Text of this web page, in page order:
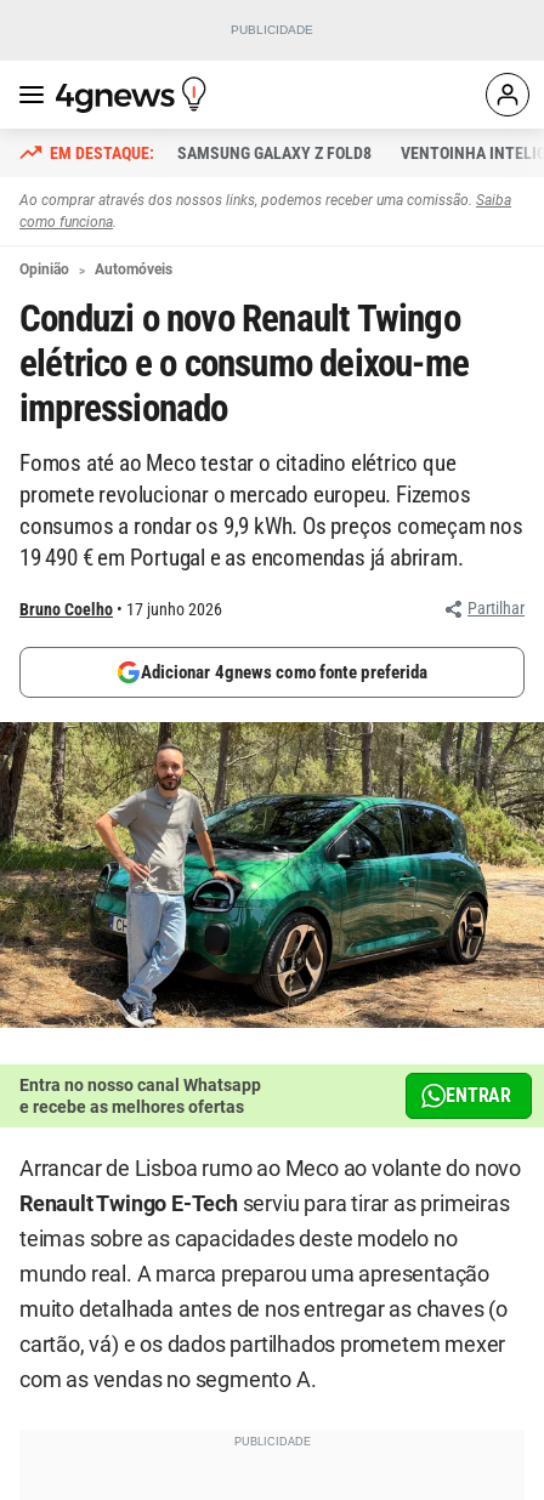
SAMSUNG GALAXY Z FOLD8 VENTOINHA
Ao comprar através dos nossos links, podemos receber uma comissão. Saiba
como funciona.
Opinião Automóveis
Conduzi o novo Renault Twingo
elétrico e o consumo deixou-me
impressionado
Fomos até ao Meco testar o citadino elétrico que
promete revolucionar o mercado europeu. Fizemos
consumos a rondar os 9,9 kWh. Os preços começam nos
19 490 € em Portugal e as encomendas já abriram.
Bruno Coelho 17 junho 2026 Partilhar
Adicionar 4gnews como fonte preferida
Entra no nosso canal Whatsapp
e recebe as melhores ofertas
ENTRAR
Arrancar de Lisboa rumo ao Meco ao volante do novo
Renault Twingo E-Techserviu para tirar as primeiras
teimas sobre as capacidades deste modelo no
mundo real. A marca preparou uma apresentação
muito detalhada antes de nos entregar as chaves (o
cartão, vá) e os dados partilhados prometem mexer
com as vendas no segmento A.